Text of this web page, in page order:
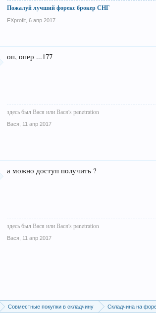
Пожалуй лучший форекс брокер СНГ
FXprofit 6 апр 2017
оп, опер ...177
здесь был Вася или Вася's penetration
Вася 11 апр 2017
а можно доступ получить ?
здесь был Вася или Вася's penetration
Вася 11 апр 2017
Совместные покупки в складчину Складчина на